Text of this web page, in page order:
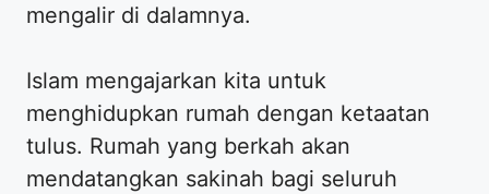
mengalir di dalamnya.
Islam mengajarkan kita untuk
menghidupkan rumah dengan ketaatan
tulus. Rumah yang berkah akan
mendatangkan sakinah bagi seluruh